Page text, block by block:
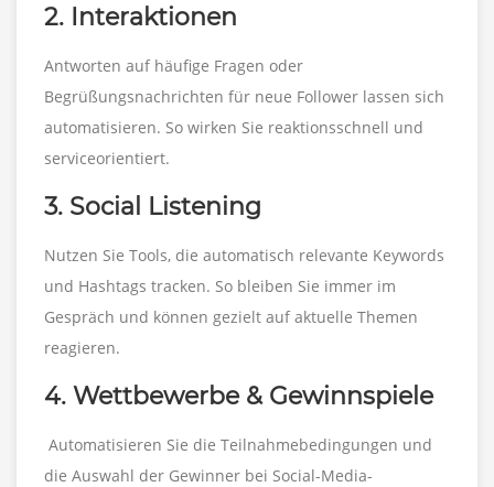
2. Interaktionen
Antworten auf häufige Fragen oder
Begrüßungsnachrichten für neue Follower lassen sich
automatisieren. So wirken Sie reaktionsschnell und
serviceorientiert.
3. Social Listening
Nutzen Sie Tools, die automatisch relevante Keywords
und Hashtags tracken. So bleiben Sie immer im
Gespräch und können gezielt auf aktuelle Themen
reagieren.
4. Wettbewerbe & Gewinnspiele
Automatisieren Sie die Teilnahmebedingungen und
die Auswahl der Gewinner bei Social-Media-